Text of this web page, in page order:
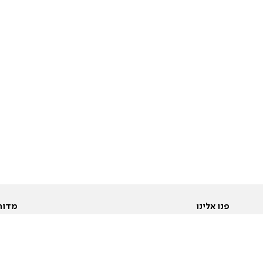
פנו אלינו